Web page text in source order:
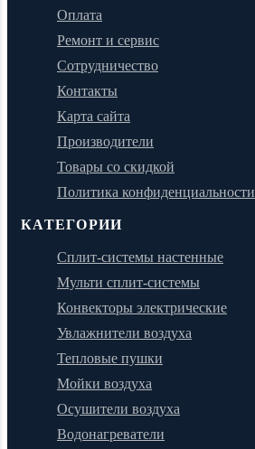
Оплата
Ремонт и сервис
Сотрудничество
Контакты
Карта сайта
Производители
Товары со скидкой
Политика конфиденциальности
КАТЕГОРИИ
Сплит-системы настенные
Мульти сплит-системы
Конвекторы электрические
Увлажнители воздуха
Тепловые пушки
Мойки воздуха
Осушители воздуха
Водонагреватели